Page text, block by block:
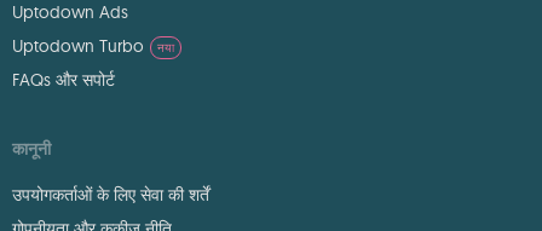
Uptodown Ads
Uptodown Turbo
नया
FAQs और सपोर्ट
कानूनी
उपयोगकर्ताओं के लिए सेवा की शर्तें